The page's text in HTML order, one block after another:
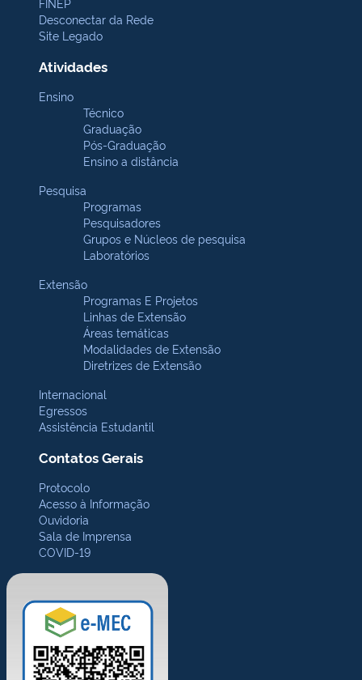
Desconectar da Rede
Site Legado
Atividades
Ensino
Técnico
Graduação
Pós-Graduação
Ensino a distância
Pesquisa
Programas
Pesquisadores
Grupos e Núcleos de pesquisa
Laboratórios
Extensão
Programas E Projetos
Linhas de Extensão
Áreas temáticas
Modalidades de Extensão
Diretrizes de Extensão
Internacional
Egressos
Assistência Estudantil
Contatos Gerais
Protocolo
Acesso à Informação
Ouvidoria
Sala de Imprensa
COVID-19